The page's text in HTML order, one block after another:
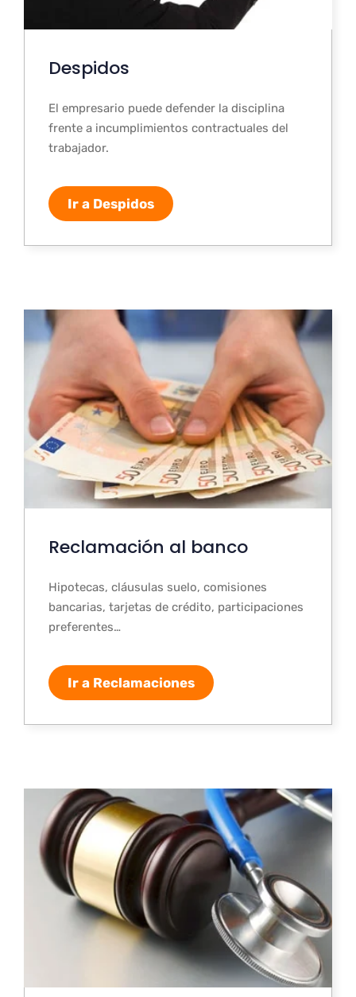
Despidos
El empresario puede defender la disciplina
frente a incumplimientos contractuales del
trabajador.
Ir a Despidos
Reclamación al banco
Hipotecas, cláusulas suelo, comisiones
bancarias, tarjetas de crédito, participaciones
preferentes…
Ir a Reclamaciones